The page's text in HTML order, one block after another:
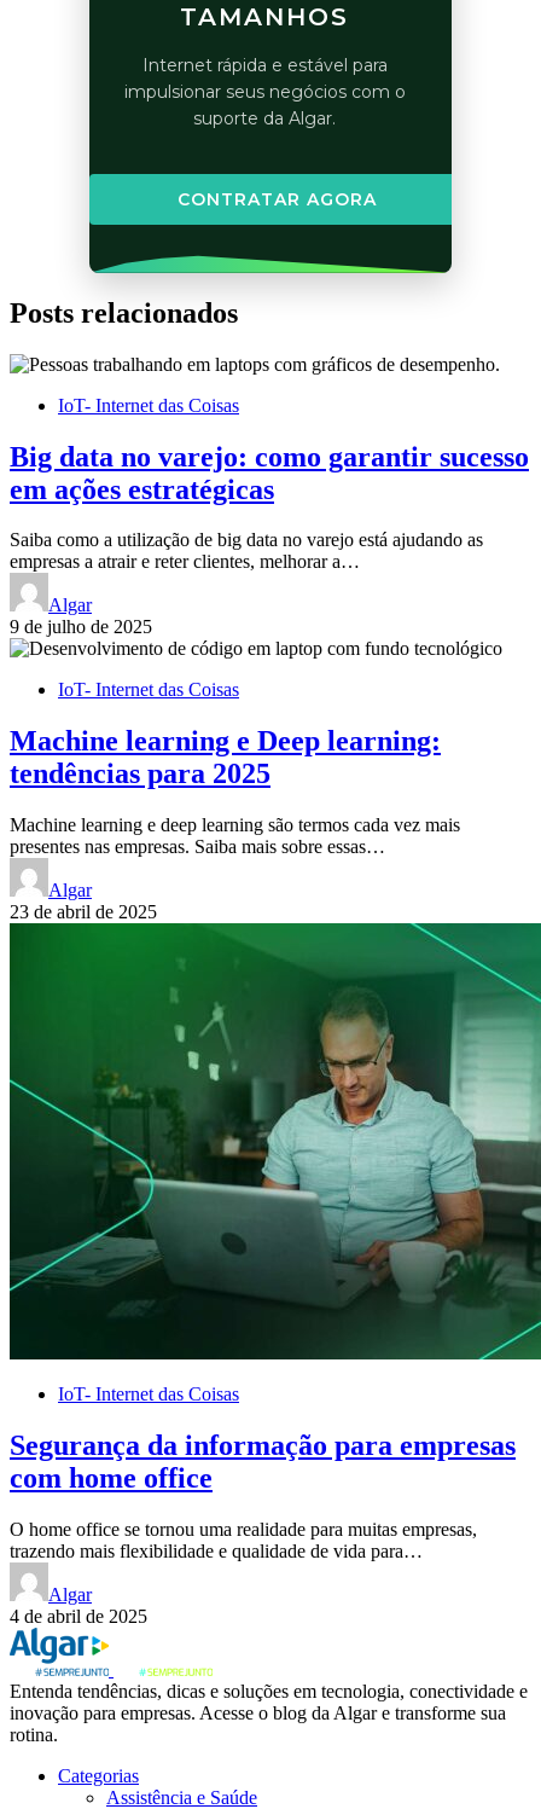
TAMANHOS
Internet rápida e estável para
impulsionar seus negócios com o
suporte da Algar.
CONTRATAR AGORA
Posts relacionados
IoT- Internet das Coisas
Big data no varejo: como garantir sucesso
em ações estratégicas
Saiba como a utilização de big data no varejo está ajudando as
empresas a atrair e reter clientes, melhorar a…
Algar
9 de julho de 2025
IoT- Internet das Coisas
Machine learning e Deep learning:
tendências para 2025
Machine learning e deep learning são termos cada vez mais
presentes nas empresas. Saiba mais sobre essas…
Algar
23 de abril de 2025
IoT- Internet das Coisas
Segurança da informação para empresas
com home office
O home office se tornou uma realidade para muitas empresas,
trazendo mais flexibilidade e qualidade de vida para…
Algar
4 de abril de 2025
Entenda tendências, dicas e soluções em tecnologia, conectividade e
inovação para empresas. Acesse o blog da Algar e transforme sua
rotina.
Categorias
Assistência e Saúde